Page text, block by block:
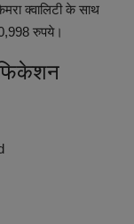
क्वालिटी के साथ
रुपये।